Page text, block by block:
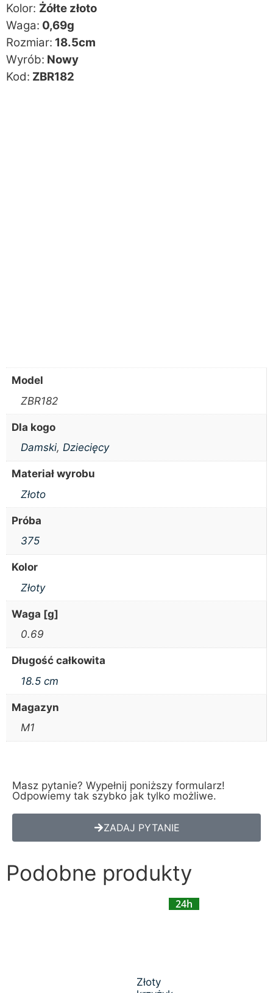
Kolor: Żółte złoto
Waga: 0,69g
Rozmiar: 18.5cm
Wyrób: Nowy
Kod: ZBR182
Model
ZBR182
Dla kogo
Damski, Dziecięcy
Materiał wyrobu
Złoto
Próba
375
Kolor
Złoty
Waga [g]
0.69
Długość całkowita
18.5 cm
Magazyn
M1
Masz pytanie? Wypełnij poniższy formularz!
Odpowiemy tak szybko jak tylko możliwe.
ZADAJ PYTANIE
Podobne produkty
24h
Złoty